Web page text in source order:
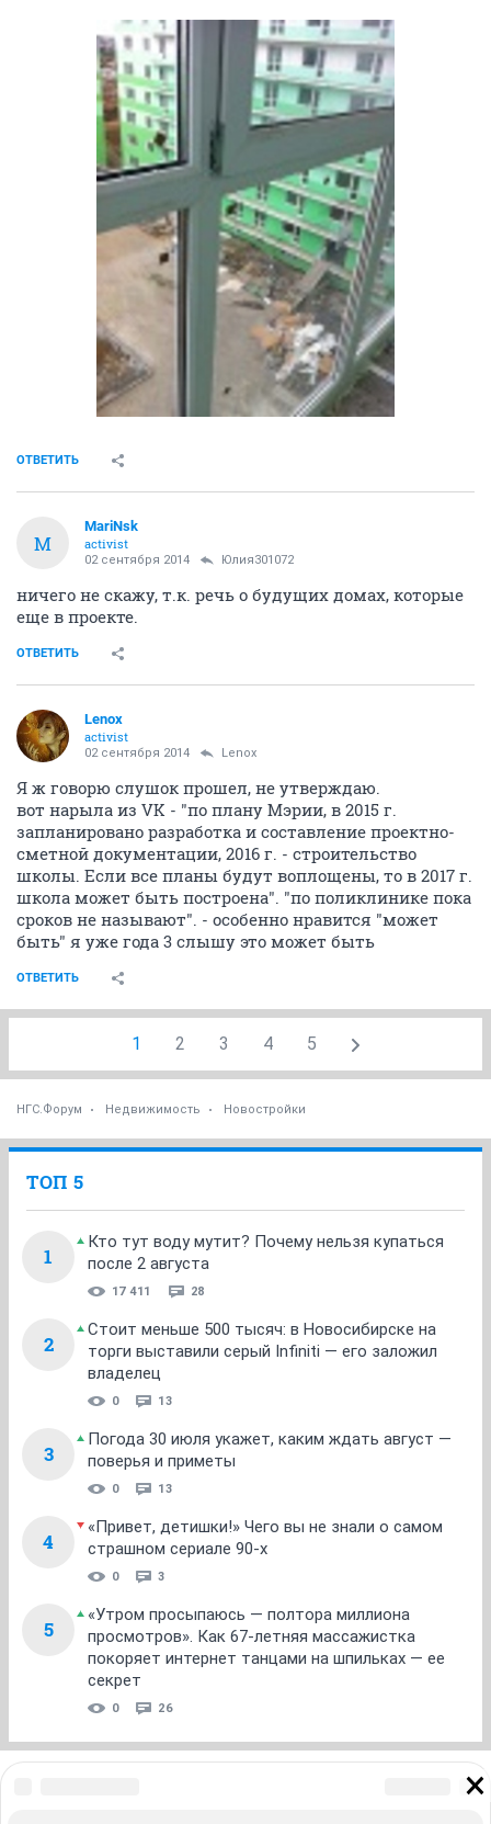
ОТВЕТИТЬ
M
MariNsk
activist
02 сентября 2014 Юлия301072
ничего не скажу, т.к. речь о будущих домах, которые
еще в проекте.
ОТВЕТИТЬ
Lenox
activist
02 сентября 2014 Lenox
Я ж говорю слушок прошел, не утверждаю.
вот нарыла из VK - "по плану Мэрии, в 2015 г.
запланировано разработка и составление проектно-
сметной документации, 2016 г. - строительство
школы. Если все планы будут воплощены, то в 2017 г.
школа может быть построена". "по поликлинике пока
сроков не называют". - особенно нравится "может
быть" я уже года 3 слышу это может быть
ОТВЕТИТЬ
1 2 3 4 5
НГС.Форум Недвижимость Новостройки
ТОП 5
1
Кто тут воду мутит? Почему нельзя купаться
после 2 августа
17 411 28
2
Стоит меньше 500 тысяч: в Новосибирске на
торги выставили серый Infiniti — его заложил
владелец
0 13
3
Погода 30 июля укажет, каким ждать август —
поверья и приметы
0 13
4
«Привет, детишки!» Чего вы не знали о самом
страшном сериале 90-х
0 3
5
«Утром просыпаюсь — полтора миллиона
просмотров». Как 67-летняя массажистка
покоряет интернет танцами на шпильках — ее
секрет
0 26